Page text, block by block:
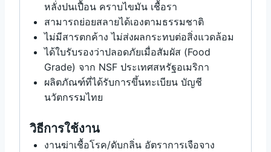
หลั่งปนเปื้อน คราบไขมัน เชื้อรา
สามารถย่อยสลายได้เองตามธรรมชาติ
ไม่มีสารตกค้าง ไม่ส่งผลกระทบต่อสิ่งแวดล้อม
ได้ใบรับรองว่าปลอดภัยเมื่อสัมผัส (Food
Grade) จาก NSF ประเทศสหรัฐอเมริกา
ผลิตภัณฑ์ที่ได้รับการขึ้นทะเบียน บัญชี
นวัตกรรมไทย
วิธีการใช้งาน
งานฆ่าเชื้อโรค/ดับกลิ่น อัตราการเจือจาง